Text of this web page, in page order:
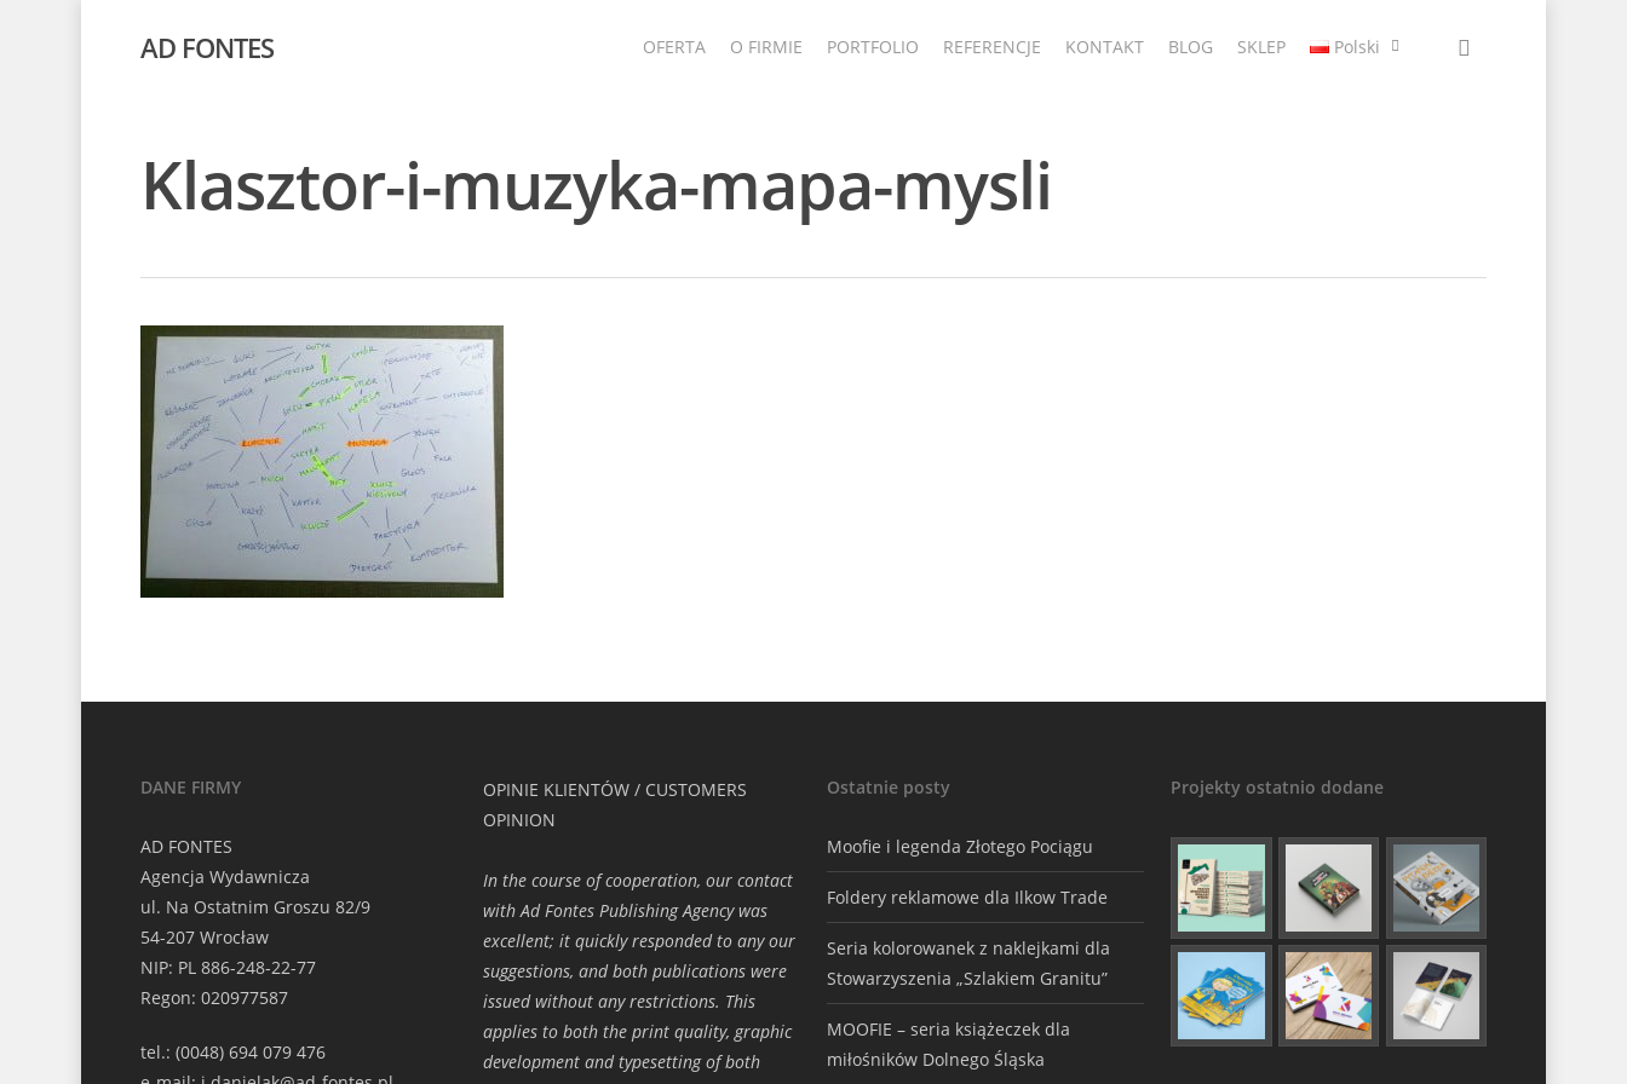
AD FONTES OFERTA O FIRMIE PORTFOLIO REFERENCJE KONTAKT BLOG SKLEP Polski
Klasztor-i-muzyka-mapa-mysli
DANE FIRMY
AD FONTES
Agencja Wydawnicza
ul. Na Ostatnim Groszu 82/9
54-207 Wrocław
NIP: PL 886-248-22-77
Regon: 020977587
tel.: (0048) 694 079 476
OPINIE KLIENTÓW / CUSTOMERS
OPINION
In the course of cooperation, our contact
with Ad Fontes Publishing Agency was
excellent; it quickly responded to any our
suggestions, and both publications were
issued without any restrictions. This
applies to both the print quality, graphic
development and typesetting of both
Ostatnie posty
Moofie i legenda Złotego Pociągu
Foldery reklamowe dla Ilkow Trade
Seria kolorowanek z naklejkami dla
Stowarzyszenia „Szlakiem Granitu”
MOOFIE – seria książeczek dla
miłośników Dolnego Śląska
Projekty ostatnio dodane